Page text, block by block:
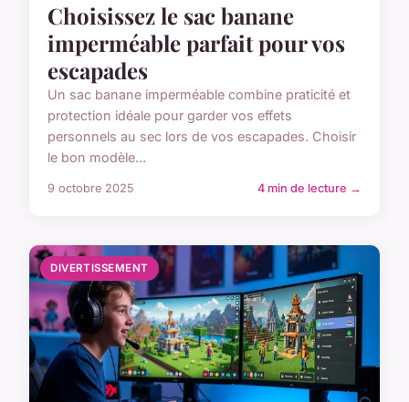
Choisissez le sac banane
imperméable parfait pour vos
escapades
Un sac banane imperméable combine praticité et
protection idéale pour garder vos effets
personnels au sec lors de vos escapades. Choisir
le bon modèle...
9 octobre 2025 4 min de lecture →
DIVERTISSEMENT